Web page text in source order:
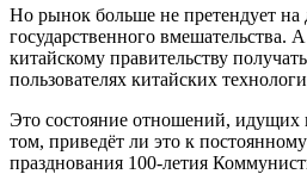
Но рынок больше не претендует на
государственного вмешательства.
китайскому правительству
пользователях китайских
Это состояние отношений, идущих
том, приведёт ли это к
празднования 100-летия